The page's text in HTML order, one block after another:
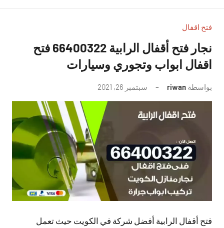
الكويت
للاعلانات
بالكويت
فتح اقفال
نجار فتح أقفال الرابية 66400322 فتح
اقفال ابواب وتجوري وسيارات
بواسطة riwan سبتمبر 26, 2021
توجد
تعليقات
فتح أقفال الرابية أفضل شركة في الكويت حيث تعمل